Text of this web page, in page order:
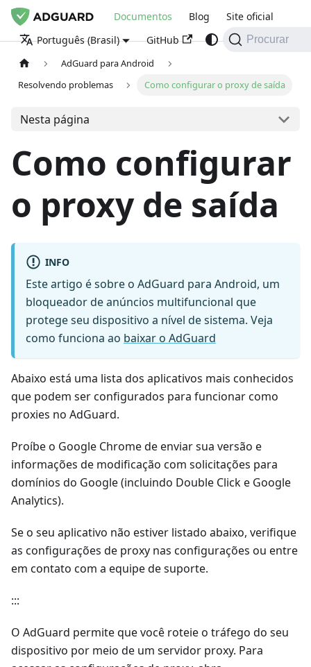
Documentos Blog
Site oficial
Português (Brasil)
GitHub Procurar
AdGuard para Android
Resolvendo problemas
Como configurar o proxy de saída
Nesta página
Como configurar
o proxy de saída
INFO
Este artigo é sobre o AdGuard para Android, um
bloqueador de anúncios multifuncional que
protege seu dispositivo a nível de sistema. Veja
como funciona ao baixar o AdGuard
Abaixo está uma lista dos aplicativos mais conhecidos
que podem ser configurados para funcionar como
proxies no AdGuard.
Proíbe o Google Chrome de enviar sua versão e
informações de modificação com solicitações para
domínios do Google (incluindo Double Click e Google
Analytics).
Se o seu aplicativo não estiver listado abaixo, verifique
as configurações de proxy nas configurações ou entre
em contato com a equipe de suporte.
:::
O AdGuard permite que você roteie o tráfego do seu
dispositivo por meio de um servidor proxy. Para